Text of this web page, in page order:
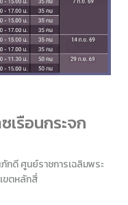
เรือนกระจก
กดี ศูนย์ราชการเฉลิมพระ
ขตหลักสี่